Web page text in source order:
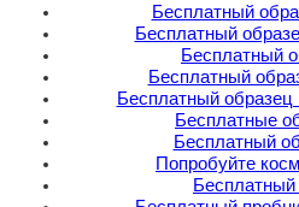
Бесплатный
Бесплатный
Бесплатный
Бесплатный
Бесплатный
Бесплатные
Бесплатный
Попробуйте